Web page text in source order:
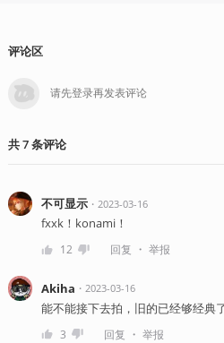
评论区
共7条评论
不可显示・ 2023-03-16
fxxk！konami！
12 回复 ・ 举报
Akiha ・ 2023-03-16
能不能接下去拍，旧的已经够经典
3 回复 ・ 举报